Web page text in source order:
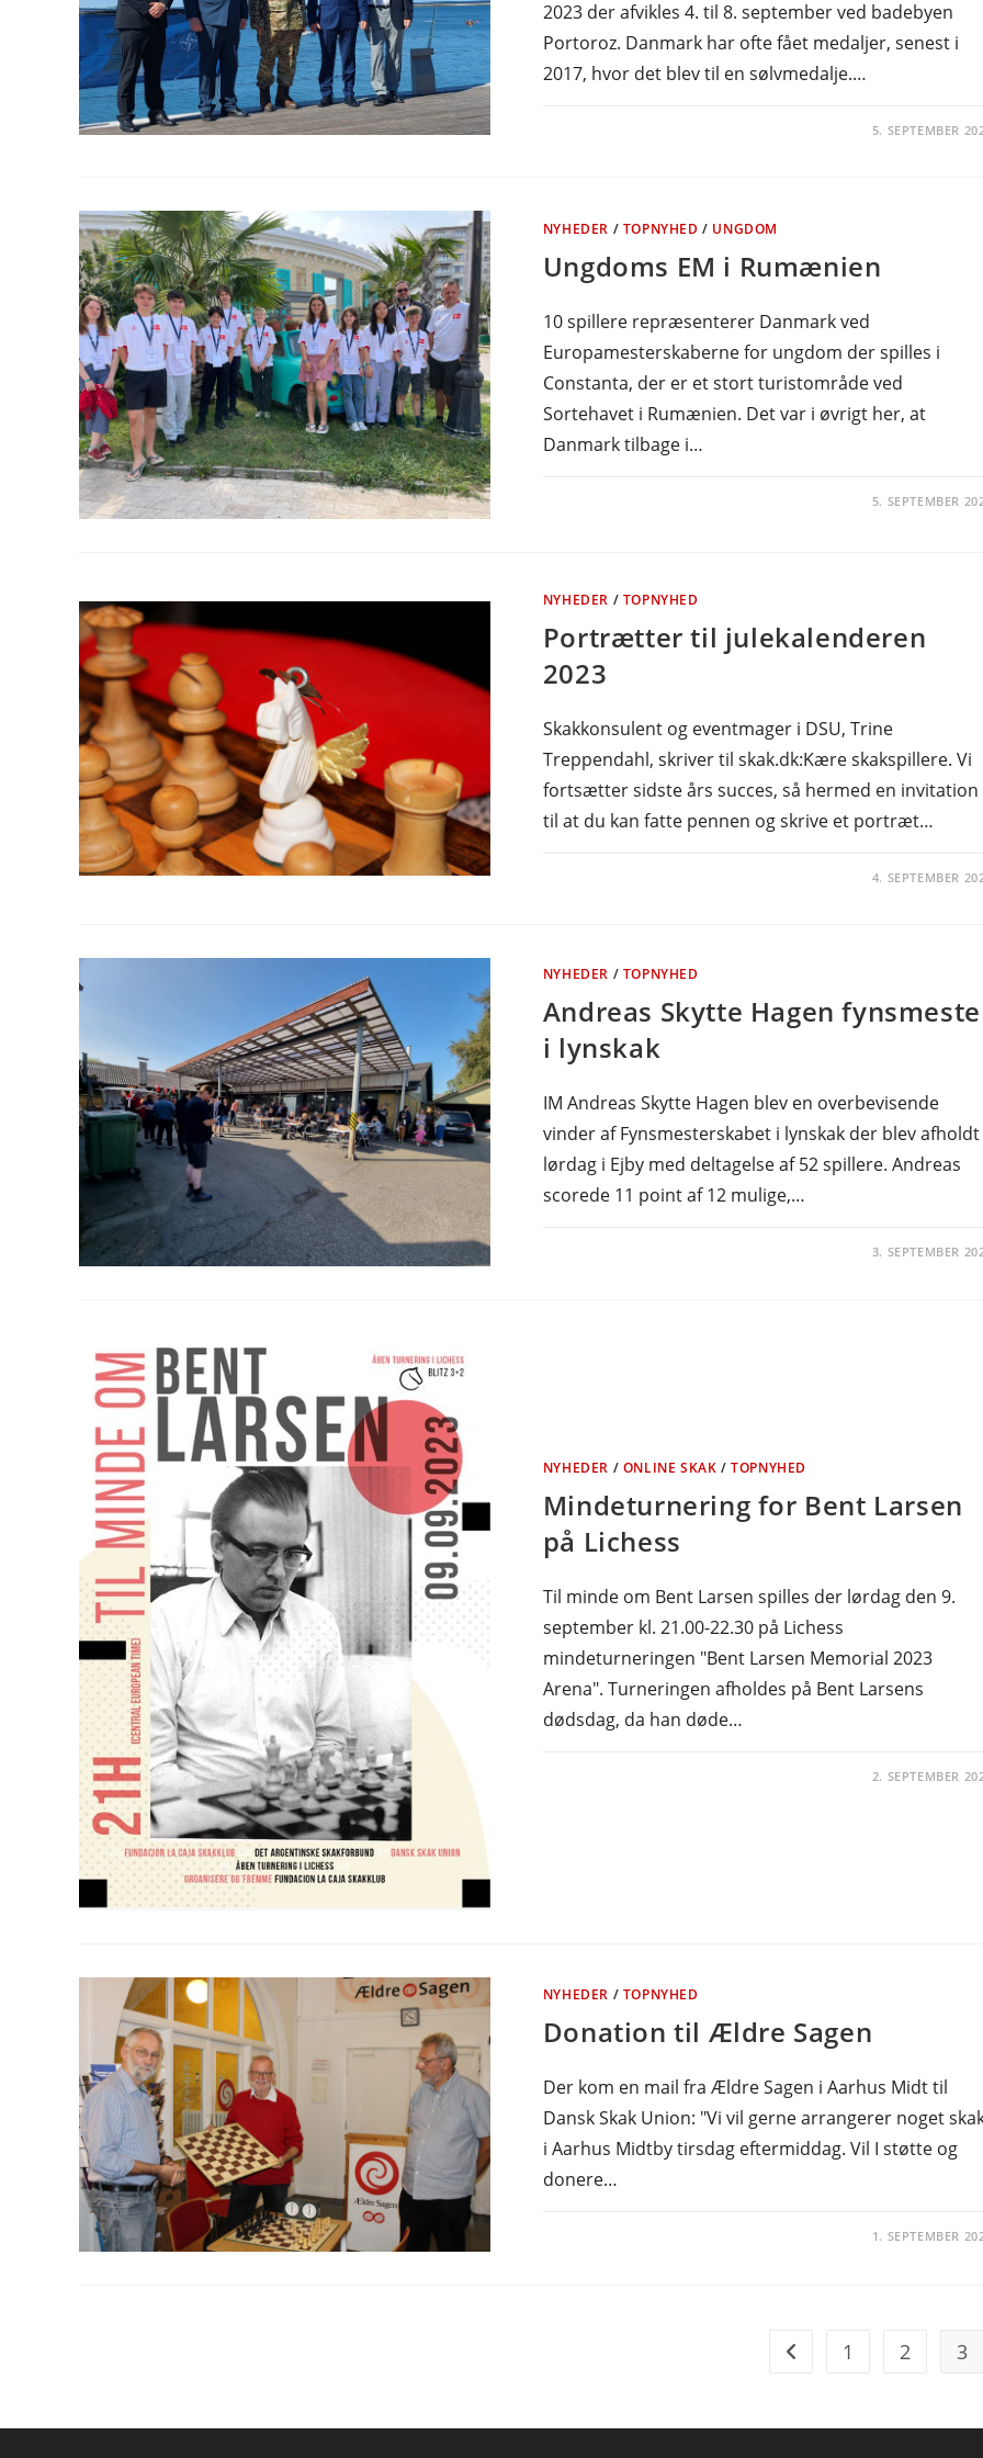
2023 der afvikles 4. til 8. september ved badebyen
Portoroz. Danmark har ofte fået medaljer, senest i
2017, hvor det blev til en sølvmedalje.…
5. SEPTEMBER
NYHEDER / TOPNYHED / UNGDOM
Ungdoms EM i Rumænien
10 spillere repræsenterer Danmark ved
Europamesterskaberne for ungdom der spilles i
Constanta, der er et stort turistområde ved
Sortehavet i Rumænien. Det var i øvrigt her, at
Danmark tilbage i…
5. SEPTEMBER
NYHEDER / TOPNYHED
Portrætter til julekalenderen
2023
Skakkonsulent og eventmager i DSU, Trine
Treppendahl, skriver til skak.dk:Kære skakspillere. Vi
fortsætter sidste års succes, så hermed en invitation
til at du kan fatte pennen og skrive et portræt…
4. SEPTEMBER
NYHEDER / TOPNYHED
Andreas Skytte Hagen
i lynskak
IM Andreas Skytte Hagen blev en overbevisende
vinder af Fynsmesterskabet i lynskak der blev afholdt
lørdag i Ejby med deltagelse af 52 spillere. Andreas
scorede 11 point af 12 mulige,…
3. SEPTEMBER
NYHEDER / ONLINE SKAK /TOPNYHED
Mindeturnering for Bent Larsen
på Lichess
Til minde om Bent Larsen spilles der lørdag den 9.
september kl. 21.00-22.30 på Lichess
mindeturneringen "Bent Larsen Memorial 2023
Arena". Turneringen afholdes på Bent Larsens
dødsdag, da han døde…
2. SEPTEMBER
NYHEDER / TOPNYHED
Donation til Ældre Sagen
Der kom en mail fra Ældre Sagen i Aarhus Midt til
Dansk Skak Union: "Vi vil gerne arrangerer noget
i Aarhus Midtby tirsdag eftermiddag. Vil I støtte og
donere…
1. SEPTEMBER
Go to the previous page
1 2 3